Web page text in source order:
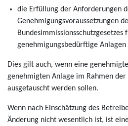
die Erfüllung der Anforderungen
Genehmigungsvoraussetzungen
Bundesimmissionsschutzgesetzes
genehmigungsbedürftige
Dies gilt auch, wenn eine
genehmigten Anlage im Rahmen
ausgetauscht werden sollen.
Wenn nach Einschätzung des
Änderung nicht wesentlich ist, ist